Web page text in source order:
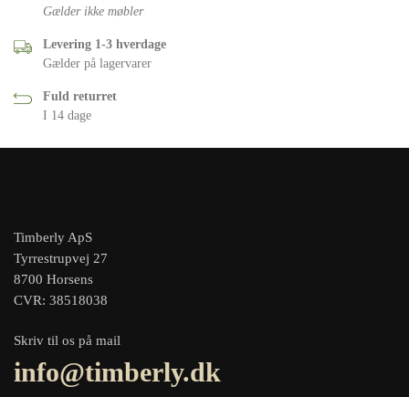
Gælder ikke møbler
Levering 1-3 hverdage
Gælder på lagervarer
Fuld returret
I 14 dage
Timberly ApS
Tyrrestrupvej 27
8700 Horsens
CVR: 38518038
Skriv til os på mail
info@timberly.dk